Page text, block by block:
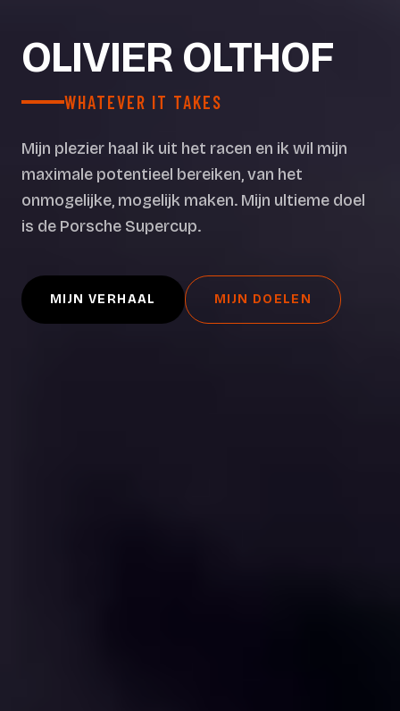
OLIVIER OLTHOF
WHATEVER IT TAKES
Mijn plezier haal ik uit het racen en ik wil mijn
maximale potentieel bereiken, van het
onmogelijke, mogelijk maken. Mijn ultieme doel
is de Porsche Supercup.
MIJN VERHAAL MIJN DOELEN